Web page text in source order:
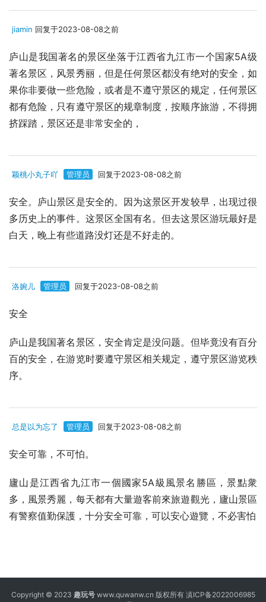
jiamin 回复于2023-08-08之前
庐山是我国著名的景区坐落于江西省九江市一个国家5A级
著名景区，风景秀丽，但是任何景区都没有绝对的安全，如
果你非要做一些危险，或者是不遵守景区的规定，任何景区
都有危险，只有遵守景区的规章制度，按顺序旅游，不得拥
挤踩踏，景区还是非常安全的，
颖桃小丸子吖 管理员 回复于2023-08-08之前
安全。庐山景区是安全的。因为这景区开发较早，出现过很
多历史上的事件。这景区全国有名。但去这景区游玩最好是
白天，晚上有些道路没灯还是不好走的。
洛婉儿 管理员 回复于2023-08-08之前
安全
庐山是我国著名景区，安全肯定是没问题。但毕竟没有百分
百的安全，在游览时要遵守景区相关规定，遵守景区游览秩
序。
总是以为忘了 管理员 回复于2023-08-08之前
安全可靠，不可怕。
廬山是江西省九江市一個國家5A級風景名勝區，景點衆
多，風景秀麗，每天都有大量遊客前來旅遊觀光，廬山景區
有警察值勤保護，十分安全可靠，可以安心遊覽，不必害怕
Copyright © 2023 趣玩号www.quwanw.cn 版权所有 滇ICP备2022006985